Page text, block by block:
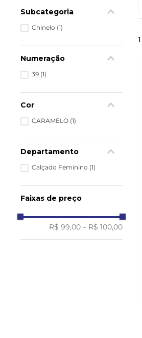
Departamento
Calçado Feminino (1)
Subcategoria
Chinelo (1)
Cor
CARAMELO (1)
Numeração
39 (1)
Faixas de preço
R$ 99,00 – R$ 100,00
1